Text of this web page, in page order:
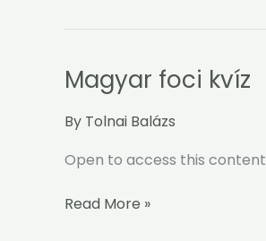
Magyar foci kvíz
By Tolnai Balázs
Open to access this content
Magyar
kvíz
Read More »